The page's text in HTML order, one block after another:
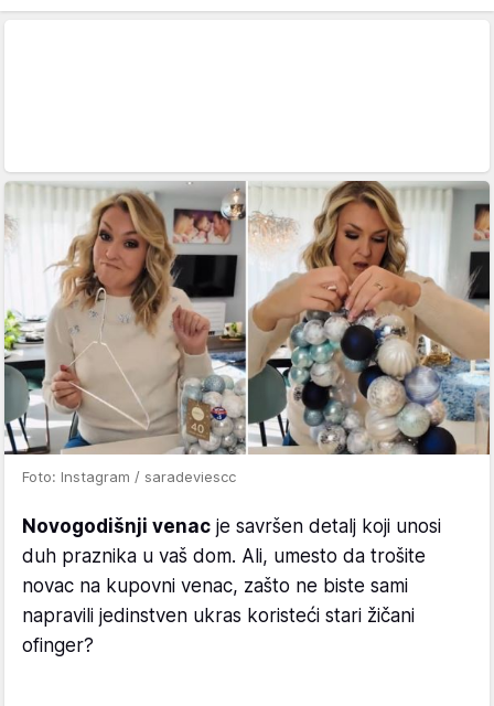
Foto: Instagram / saradeviescc
Novogodišnji venac je savršen detalj koji unosi
duh praznika u vaš dom. Ali, umesto da trošite
novac na kupovni venac, zašto ne biste sami
napravili jedinstven ukras koristeći stari žičani
ofinger?